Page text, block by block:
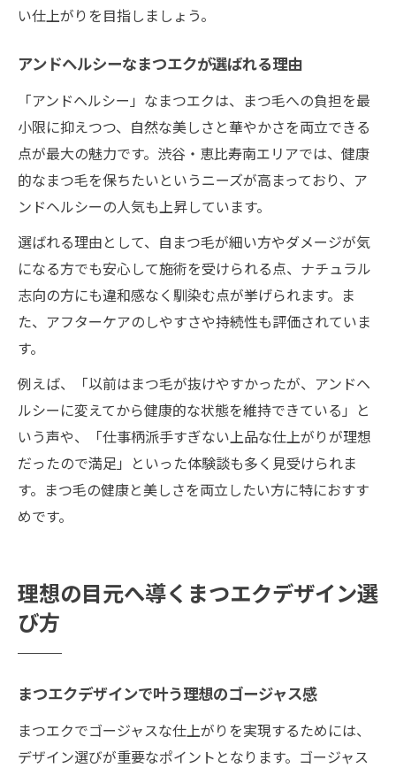
い仕上がりを目指しましょう。
アンドヘルシーなまつエクが選ばれる理由
「アンドヘルシー」なまつエクは、まつ毛への負担を最
小限に抑えつつ、自然な美しさと華やかさを両立できる
点が最大の魅力です。渋谷・恵比寿南エリアでは、健康
的なまつ毛を保ちたいというニーズが高まっており、ア
ンドヘルシーの人気も上昇しています。
選ばれる理由として、自まつ毛が細い方やダメージが気
になる方でも安心して施術を受けられる点、ナチュラル
志向の方にも違和感なく馴染む点が挙げられます。ま
た、アフターケアのしやすさや持続性も評価されていま
す。
例えば、「以前はまつ毛が抜けやすかったが、アンドヘ
ルシーに変えてから健康的な状態を維持できている」と
いう声や、「仕事柄派手すぎない上品な仕上がりが理想
だったので満足」といった体験談も多く見受けられま
す。まつ毛の健康と美しさを両立したい方に特におすす
めです。
理想の目元へ導くまつエクデザイン選
び方
まつエクデザインで叶う理想のゴージャス感
まつエクでゴージャスな仕上がりを実現するためには、
デザイン選びが重要なポイントとなります。ゴージャス